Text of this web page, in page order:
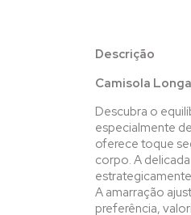
Descrição
Camisola
Descubra o
especialmente
oferece toque
corpo. A
A amarração
preferência,